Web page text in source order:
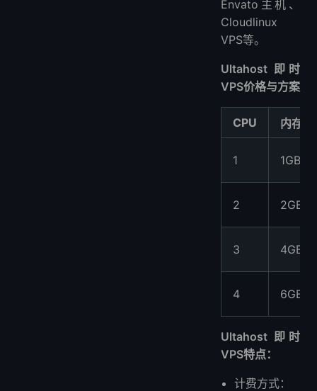
Envato主机、
Cloudlinux
VPS等。
Ultahost 即时
VPS价格与方案
CPU 内存
1 1GB
2 2GB
3 4GB
4 6GB
Ultahost 即时
VPS特点：
计费方式：